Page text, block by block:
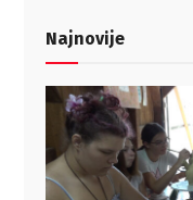
Najnovije